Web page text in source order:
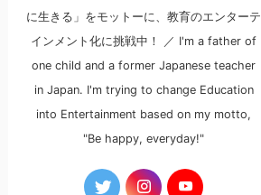
に生きる」をモットーに、教育のエンターテ
インメント化に挑戦中！ ／ I'm a father of
one child and a former Japanese teacher
in Japan. I'm trying to change Education
into Entertainment based on my motto,
"Be happy, everyday!"